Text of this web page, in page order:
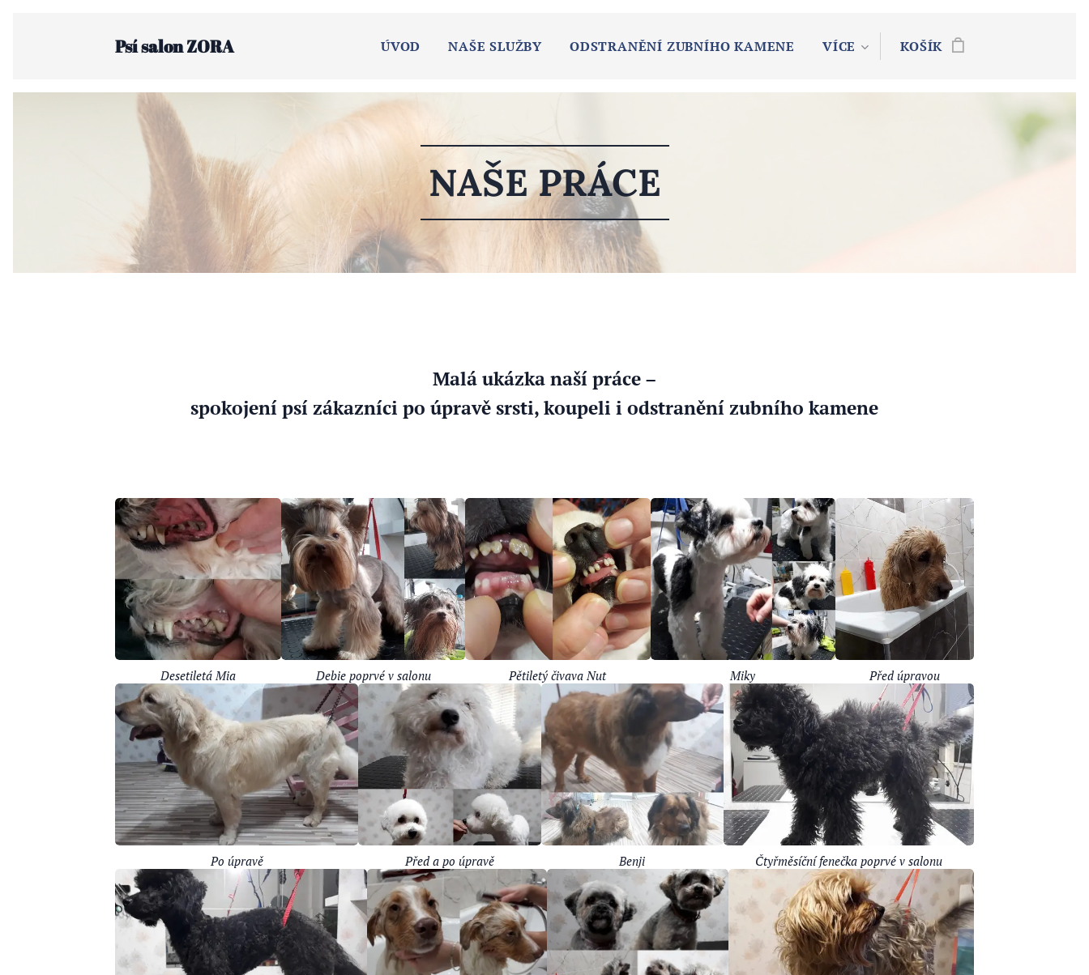
Psí salon ZORA ÚVOD NAŠE SLUŽBY ODSTRANĚNÍ ZUBNÍHO KAMENE VÍCE KOŠÍK
NAŠE PRÁCE
Malá ukázka naší práce –
spokojení psí zákazníci po úpravě srsti, koupeli i odstranění zubního kamene🐾
Desetiletá Mia Debie poprvé v salonu Pětiletý čivava Nut Miky Před úpravou
Po úpravě Před a po úpravě Benji Čtyřměsíční fenečka poprvé v salonu